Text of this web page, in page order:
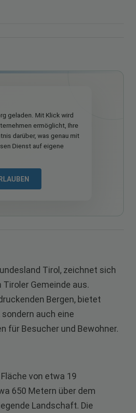
geladen. Mit Klick wird
ermöglicht, Ihre
darüber, was genau mit
Dienst auf eigene
Tirol, zeichnet sich
Gemeinde aus.
Bergen, bietet
auch eine
für Besucher und Bewohner.
von etwa 19
650 Metern über dem
Landschaft. Die